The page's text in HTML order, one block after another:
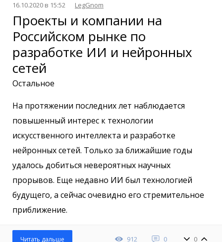
16.10.2020 в 15:52 LegGnom
Проекты и компании на
Российском рынке по
разработке ИИ и нейронных
сетей
Остальное
На протяжении последних лет наблюдается
повышенный интерес к технологии
искусственного интеллекта и разработке
нейронных сетей. Только за ближайшие годы
удалось добиться невероятных научных
прорывов. Еще недавно ИИ был технологией
будущего, а сейчас очевидно его стремительное
приближение.
912 0 0
Читать дальше